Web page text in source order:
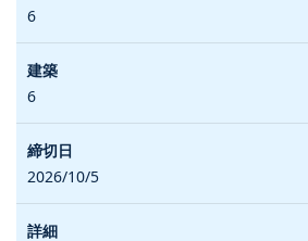
6
6
2026/10/5